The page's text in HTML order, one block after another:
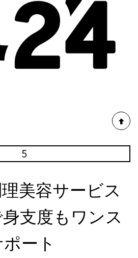
美容サービス
支度もワンス
ート